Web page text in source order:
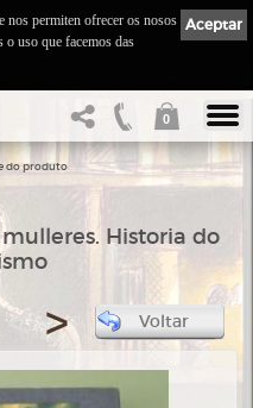
0
do produto
Historia do
< > Voltar
Aceptar
nos permiten ofrecer os nosos
o uso que facemos das